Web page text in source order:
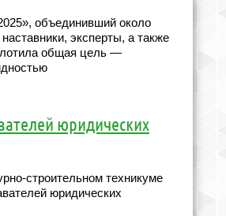
объединивший около
эксперты, а также
общая цель —
юридических
строительном техникуме
юридических